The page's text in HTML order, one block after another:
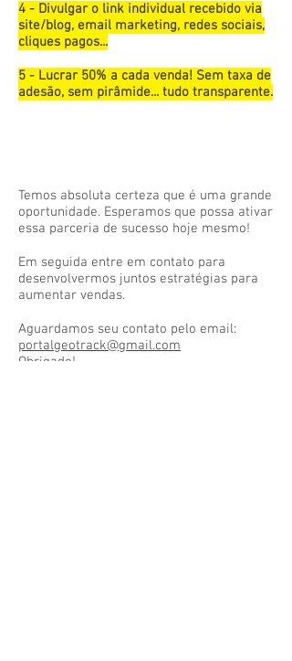
4 - Divulgar o link individual recebido via
site/blog, email marketing, redes sociais,
cliques pagos...
5 - Lucrar 50% a cada venda! Sem taxa de
adesão, sem pirâmide... tudo transparente.
Temos absoluta certeza que é uma grande
oportunidade. Esperamos que possa ativar
essa parceria de sucesso hoje mesmo!
Em seguida entre em contato para
desenvolvermos juntos estratégias para
aumentar vendas.
Aguardamos seu contato pelo email:
portalgeotrack@gmail.com
Obrigado!